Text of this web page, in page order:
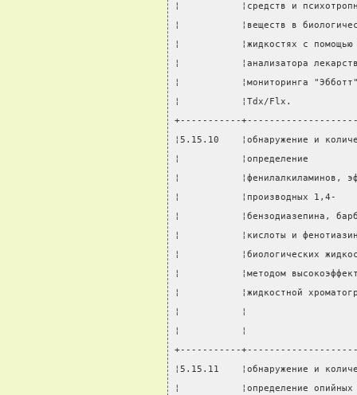
¦           ¦средств и
¦           ¦веществ в
¦           ¦жидкостях с
¦           ¦анализатора
¦           ¦мониторинга
¦           ¦Tdx/Flx.
+-----------
¦5.15.10    ¦обнаружение и
¦           ¦определение
¦
¦           ¦производных
¦           ¦бензодиазепина,
¦           ¦кислоты и
¦           ¦биологических
¦           ¦методом
¦           ¦жидкостной
¦           ¦
¦           ¦
+-----------
¦5.15.11    ¦обнаружение и
¦           ¦определение